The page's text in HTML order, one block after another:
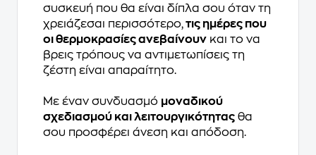
συσκευή που θα είναι δίπλα σου όταν τη
χρειάζεσαι περισσότερο, τις ημέρες που
οι θερμοκρασίες ανεβαίνουν και το να
βρεις τρόπους να αντιμετωπίσεις τη
ζέστη είναι απαραίτητο.
Με έναν συνδυασμό μοναδικού
σχεδιασμού και λειτουργικότητας θα
σου προσφέρει άνεση και απόδοση.